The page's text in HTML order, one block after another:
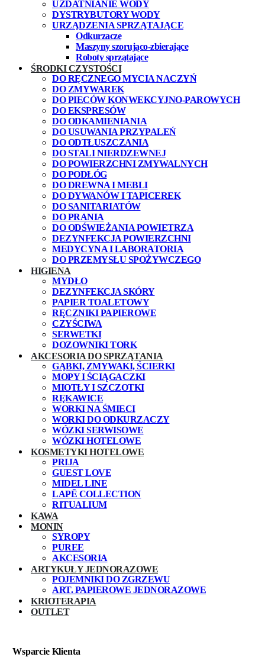
UZDATNIANIE WODY
DYSTRYBUTORY WODY
URZĄDZENIA SPRZĄTAJĄCE
Odkurzacze
Maszyny szorująco-zbierające
Roboty sprzątające
ŚRODKI CZYSTOŚCI
DO RĘCZNEGO MYCIA NACZYŃ
DO ZMYWAREK
DO PIECÓW KONWEKCYJNO-PAROWYCH
DO EKSPRESÓW
DO ODKAMIENIANIA
DO USUWANIA PRZYPALEŃ
DO ODTŁUSZCZANIA
DO STALI NIERDZEWNEJ
DO POWIERZCHNI ZMYWALNYCH
DO PODŁÓG
DO DREWNA I MEBLI
DO DYWANÓW I TAPICEREK
DO SANITARIATÓW
DO PRANIA
DO ODŚWIEŻANIA POWIETRZA
DEZYNFEKCJA POWIERZCHNI
MEDYCYNA I LABORATORIA
DO PRZEMYSŁU SPOŻYWCZEGO
HIGIENA
MYDŁO
DEZYNFEKCJA SKÓRY
PAPIER TOALETOWY
RĘCZNIKI PAPIEROWE
CZYŚCIWA
SERWETKI
DOZOWNIKI TORK
AKCESORIA DO SPRZĄTANIA
GĄBKI, ZMYWAKI, ŚCIERKI
MOPY I ŚCIĄGACZKI
MIOTŁY I SZCZOTKI
RĘKAWICE
WORKI NA ŚMIECI
WORKI DO ODKURZACZY
WÓZKI SERWISOWE
WÓZKI HOTELOWE
KOSMETYKI HOTELOWE
PRIJA
GUEST LOVE
MIDEL LINE
LAPĒ COLLECTION
RITUALIUM
KAWA
MONIN
SYROPY
PUREE
AKCESORIA
ARTYKUŁY JEDNORAZOWE
POJEMNIKI DO ZGRZEWU
ART. PAPIEROWE JEDNORAZOWE
KRIOTERAPIA
OUTLET
Wsparcie Klienta